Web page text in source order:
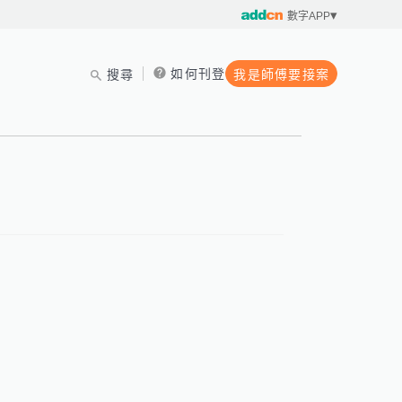
數字APP
搜尋 如何刊登 我是師傅要接案